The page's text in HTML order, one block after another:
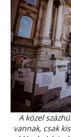
A közel
vannak, csak